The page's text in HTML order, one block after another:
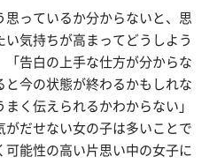
思っているか分からないと、思
気持ちが高まってどうしよう
「告白の上手な仕方が分からな
と今の状態が終わるかもしれな
く伝えられるかわからない」
がだせない女の子は多いことで
可能性の高い片思い中の女子に